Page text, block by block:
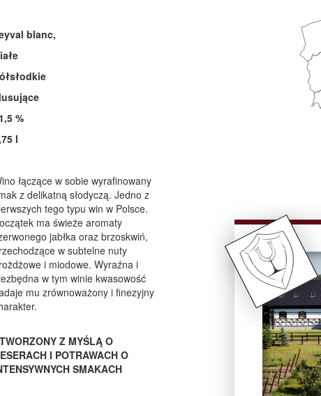
blanc,
%
l
łączące w sobie wyrafinowany
z delikatną słodyczą. Jedno z
tego typu win w Polsce.
ma świeże aromaty
jabłka oraz brzoskwiń,
w subtelne nuty
i miodowe. Wyraźna i
w tym winie kwasowość
mu zrównoważony i finezyjny
Z MYŚLĄ O
I POTRAWACH O
SMAKACH